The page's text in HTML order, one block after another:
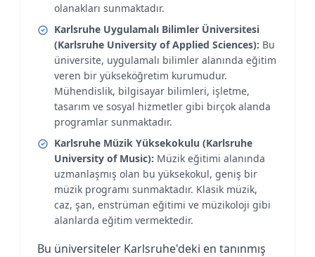
olanakları sunmaktadır.
Karlsruhe Uygulamalı Bilimler Üniversitesi
(Karlsruhe University of Applied Sciences): Bu
üniversite, uygulamalı bilimler alanında eğitim
veren bir yükseköğretim kurumudur.
Mühendislik, bilgisayar bilimleri, işletme,
tasarım ve sosyal hizmetler gibi birçok alanda
programlar sunmaktadır.
Karlsruhe Müzik Yüksekokulu (Karlsruhe
University of Music): Müzik eğitimi alanında
uzmanlaşmış olan bu yüksekokul, geniş bir
müzik programı sunmaktadır. Klasik müzik,
caz, şan, enstrüman eğitimi ve müzikoloji gibi
alanlarda eğitim vermektedir.
Bu üniversiteler Karlsruhe'deki en tanınmış